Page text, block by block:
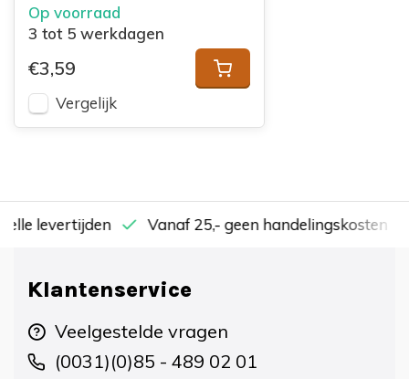
Op voorraad
3 tot 5 werkdagen
€3,59
Vergelijk
levertijden Vanaf 25,- geen handelingskosten
Klantenservice
Veelgestelde vragen
(0031)(0)85 - 489 02 01